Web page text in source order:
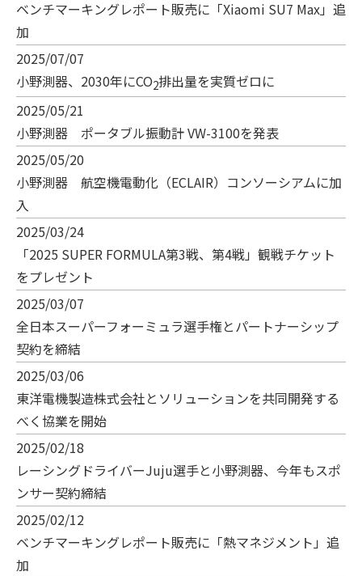
ベンチマーキングレポート販売に「Xiaomi SU7 Max」追
加
2025/07/07
小野測器、2030年にCO2排出量を実質ゼロに
2025/05/21
小野測器 ポータブル振動計 VW-3100を発表
2025/05/20
小野測器 航空機電動化（ECLAIR）コンソーシアムに加
入
2025/03/24
「2025 SUPER FORMULA第3戦、第4戦」観戦チケット
をプレゼント
2025/03/07
全日本スーパーフォーミュラ選手権とパートナーシップ
契約を締結
2025/03/06
東洋電機製造株式会社とソリューションを共同開発する
べく協業を開始
2025/02/18
レーシングドライバーJuju選手と小野測器、今年もスポ
ンサー契約締結
2025/02/12
ベンチマーキングレポート販売に「熱マネジメント」追
加